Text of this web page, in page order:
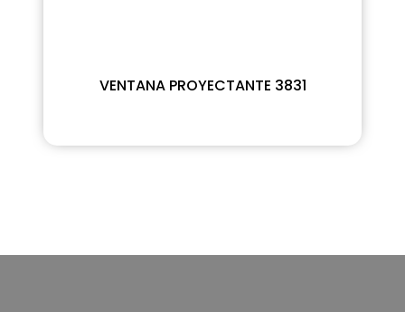
VENTANA PROYECTANTE 3831